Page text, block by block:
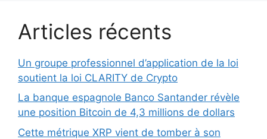
Articles récents
Un groupe professionnel d’application de la loi
soutient la loi CLARITY de Crypto
La banque espagnole Banco Santander révèle
une position Bitcoin de 4,3 millions de dollars
Cette métrique XRP vient de tomber à son